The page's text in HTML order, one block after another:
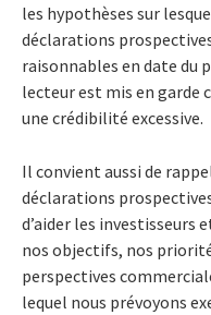
les hypothèses sur
déclarations
raisonnables en date du
lecteur est mis en garde
une crédibilité excessive.
Il convient aussi de
déclarations
d’aider les investisseurs
nos objectifs, nos
perspectives
lequel nous prévoyons